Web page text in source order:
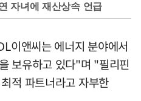
자녀에 재산상속 언급
이앤씨는 에너지 분야에서
보유하고 있다"며 "필리핀
적 파트너라고 자부한